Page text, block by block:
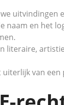
uitvindingen
naam en het
literaire,
uiterlijk van